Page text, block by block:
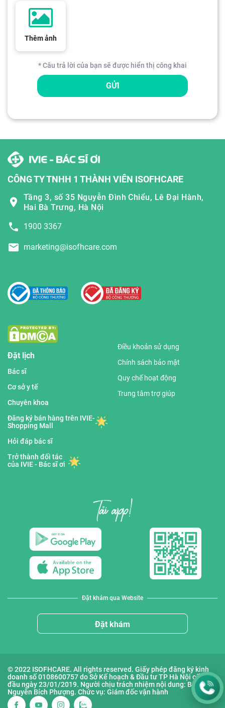
Thêm ảnh
* Câu trả lời của bạn sẽ được hiển thị công khai
GỬI
CÔNG TY TNHH 1 THÀNH VIÊN ISOFHCARE
Tầng 3, số 35 Nguyễn Đình Chiểu, Lê Đại Hành,
Hai Bà Trưng, Hà Nội
1900 3367
marketing@isofhcare.com
Đặt lịch
Bác sĩ
Cơ sở y tế
Chuyên khoa
Đăng ký bán hàng trên IVIE-
Shopping Mall
Hỏi đáp bác sĩ
Trở thành đối tác
của IVIE - Bác sĩ ơi
Điều khoản sử dụng
Chính sách bảo mật
Quy chế hoạt động
Trung tâm trợ giúp
Đặt khám qua Website
Đặt khám
© 2022 ISOFHCARE. All rights reserved. Giấy phép đăng ký kinh
doanh số 0108600757 do Sở Kế hoạch & Đầu tư TP Hà Nội cấp lần
đầu ngày 23/01/2019. Người chịu trách nhiệm nội dung: Bà
Nguyễn Bích Phượng. Chức vụ: Giám đốc vận hành